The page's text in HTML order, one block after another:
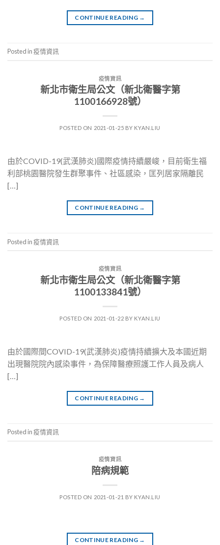
CONTINUE READING →
Posted in疫情資訊
疫情資訊
新北市衛生局公文（新北衛醫字第
1100166928號）
POSTED ON 2021-01-25 BY KYAN.LIU
由於COVID-19(武漢肺炎)國際疫情持續嚴峻，目前衛生福
利部桃園醫院發生群聚事件、社區感染，匡列居家隔離民
[…]
CONTINUE READING →
Posted in疫情資訊
疫情資訊
新北市衛生局公文（新北衛醫字第
1100133841號）
POSTED ON 2021-01-22 BY KYAN.LIU
由於國際間COVID-19(武漢肺炎)疫情持續擴大及本國近期
出現醫院院內感染事件，為保障醫療照護工作人員及病人
[…]
CONTINUE READING →
Posted in疫情資訊
疫情資訊
陪病規範
POSTED ON 2021-01-21 BY KYAN.LIU
CONTINUE READING →